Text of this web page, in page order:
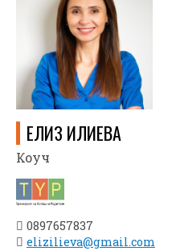
ЕЛИЗ ИЛИЕВА
Коуч
0897657837
elizilieva@gmail.com